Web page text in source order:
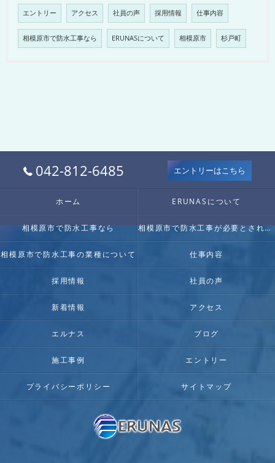
エントリー アクセス 社員の声 採用情報 仕事内容
相模原市で防水工事なら ERUNASについて 相模原市 杉戸町
042-812-6485 エントリーはこちら
ホーム ERUNASについて
相模原市で防水工事なら 相模原市で防水工事が必要とされる理由
相模原市で防水工事の業種について 仕事内容
採用情報 社員の声
新着情報 アクセス
エルナス ブログ
施工事例 エントリー
プライバシーポリシー サイトマップ